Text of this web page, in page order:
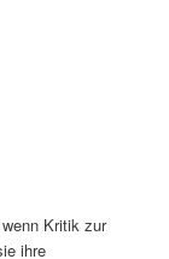
Kritik zur
ihre